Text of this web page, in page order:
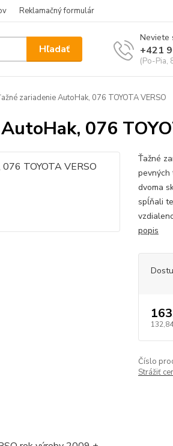
Reklamačný formulár
Hľadať
Neviete
+421
(Po-Pia,
zariadenie AutoHak, 076 TOYOTA VERSO
076
Ťažné
pevných
dvoma
spĺňali
popis
Číslo
Strážiť